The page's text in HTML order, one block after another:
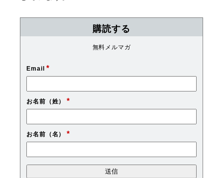
購読する
無料メルマガ
Email*
お名前（姓） *
お名前（名） *